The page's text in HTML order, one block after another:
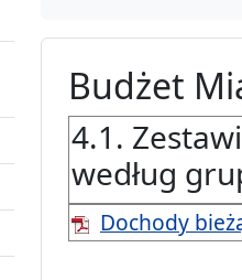
Budżet
4.1.
według
Dochody